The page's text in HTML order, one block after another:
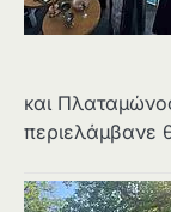
και
περιελάμβανε